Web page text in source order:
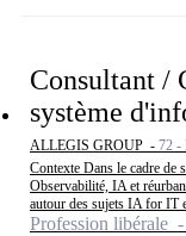
Consultant /
système
ALLEGIS GROUP - 72 -
Contexte Dans le cadre de
Observabilité, IA et
autour des sujets IA for IT
Profession libérale